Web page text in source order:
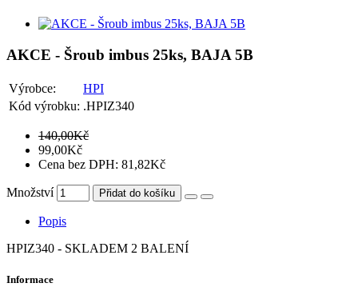
AKCE - Šroub imbus 25ks, BAJA 5B
Výrobce:
HPI
Kód výrobku: .HPIZ340
140,00Kč
99,00Kč
Cena bez DPH: 81,82Kč
Množství Přidat do košíku
Popis
HPIZ340 - SKLADEM 2 BALENÍ
Informace